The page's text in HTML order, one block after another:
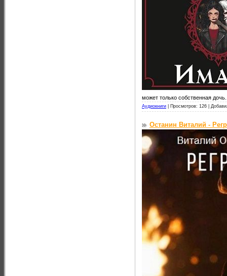
может только собственная дочь.
Аудиокниги Просмотров: 126 |
Останин Виталий -